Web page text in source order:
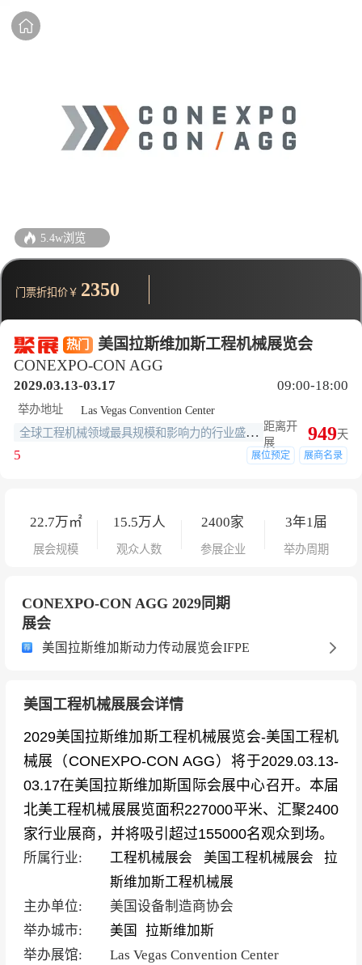
热门
美国拉斯维加斯工程机械展览会
CONEXPO-CON AGG
2029.03.13-03.17 09:00-18:00
举办地址 Las Vegas Convention Center
全球工程机械领域最具规模和影响力的行业盛会之一,世界三大工程机械展之一 距离开
展
949天
5 展位预定 展商名录
22.7万㎡
展会规模
15.5万人
观众人数
2400家
参展企业
3年1届
举办周期
5.4w浏览
门票折扣价￥ 2350
CONEXPO-CON AGG 2029同期
展会
美国拉斯维加斯动力传动展览会IFPE
美国工程机械展展会详情
2029美国拉斯维加斯工程机械展览会-美国工程机
械展（CONEXPO-CON AGG）将于2029.03.13-
03.17在美国拉斯维加斯国际会展中心召开。本届
北美工程机械展展览面积227000平米、汇聚2400
家行业展商，并将吸引超过155000名观众到场。
所属行业: 工程机械展会 美国工程机械展会
拉
斯维加斯工程机械展
主办单位:
美国设备制造商协会
举办城市:
美国
拉斯维加斯
举办展馆:
Las Vegas Convention Center